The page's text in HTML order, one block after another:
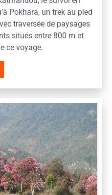
Pokhara, un trek au pied
traversée de paysages
situés entre 800 m et
ce voyage.